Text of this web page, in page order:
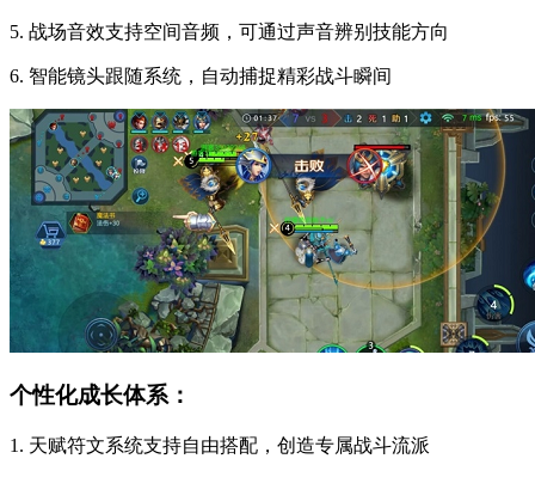
5. 战场音效支持空间音频，可通过声音辨别技能方向
6. 智能镜头跟随系统，自动捕捉精彩战斗瞬间
个性化成长体系：
1. 天赋符文系统支持自由搭配，创造专属战斗流派